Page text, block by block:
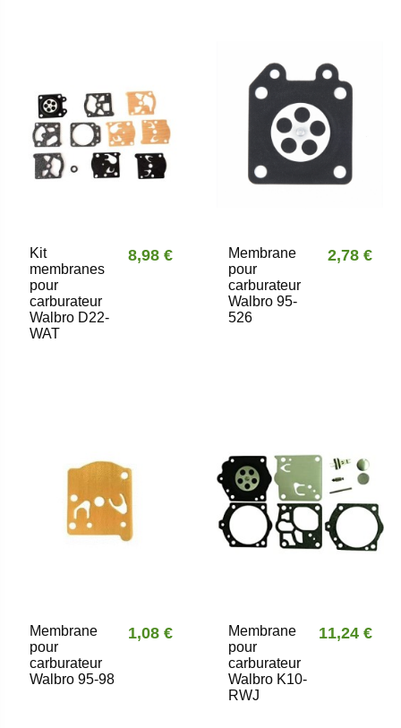
Kit
membranes
pour
carburateur
Walbro D22-
WAT
8,98 €
Membrane
pour
carburateur
Walbro 95-
526
2,78 €
Membrane
pour
carburateur
Walbro 95-98
1,08 €
Membrane
pour
carburateur
Walbro K10-
RWJ
11,24 €